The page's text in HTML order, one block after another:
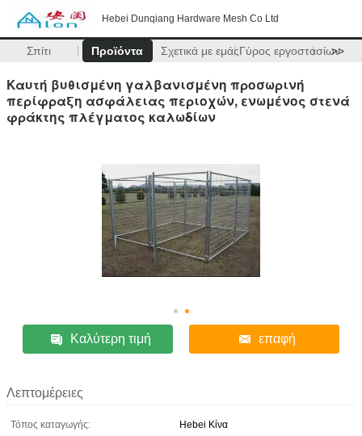
Hebei Dunqiang Hardware Mesh Co Ltd
Σπίτι Προϊόντα Σχετικά με εμάςΓύρος εργοστασίων
>>
Καυτή βυθισμένη γαλβανισμένη προσωρινή
περίφραξη ασφάλειας περιοχών, ενωμένος στενά
φράκτης πλέγματος καλωδίων
Καλύτερη τιμή επαφή
Λεπτομέρειες
Τόπος καταγωγής:
Hebei Κίνα